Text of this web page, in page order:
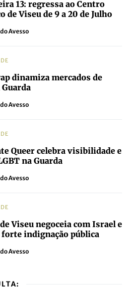
13: regressa ao Centro
de Viseu de 9 a 20 de Julho
Avesso
dinamiza mercados de
Avesso
Queer celebra visibilidade e
na Guarda
Avesso
Viseu negoceia com Israel e
indignação pública
Avesso